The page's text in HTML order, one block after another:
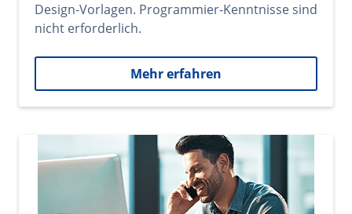
Design-Vorlagen. Programmier-Kenntnisse sind
nicht erforderlich.
Mehr erfahren